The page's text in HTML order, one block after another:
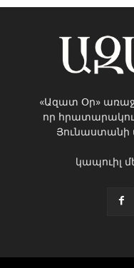
«Ազատ Օր»
որ
Յունաստանի
կապուիլ